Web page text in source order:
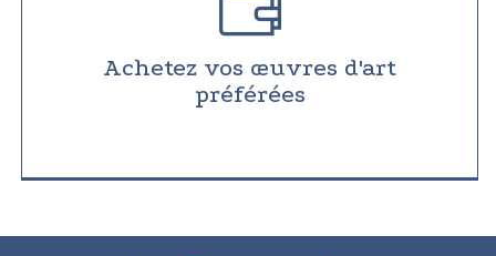
Achetez vos œuvres d'art
préférées